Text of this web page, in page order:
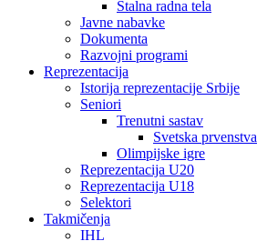
Stalna radna tela
Javne nabavke
Dokumenta
Razvojni programi
Reprezentacija
Istorija reprezentacije Srbije
Seniori
Trenutni sastav
Svetska prvenstva
Olimpijske igre
Reprezentacija U20
Reprezentacija U18
Selektori
Takmičenja
IHL